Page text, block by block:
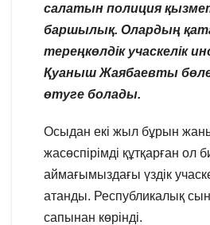
салатын полиция
баршылық. Олардың
тереңкөлдік учаскелік
Қуаныш Жаябаевты
өтуге болады.
Осыдан екі жыл бұрын
жасөспірімді құтқарған ол
аймағымыздағы үздік
атанды. Республикалық
сапынан көрінді.